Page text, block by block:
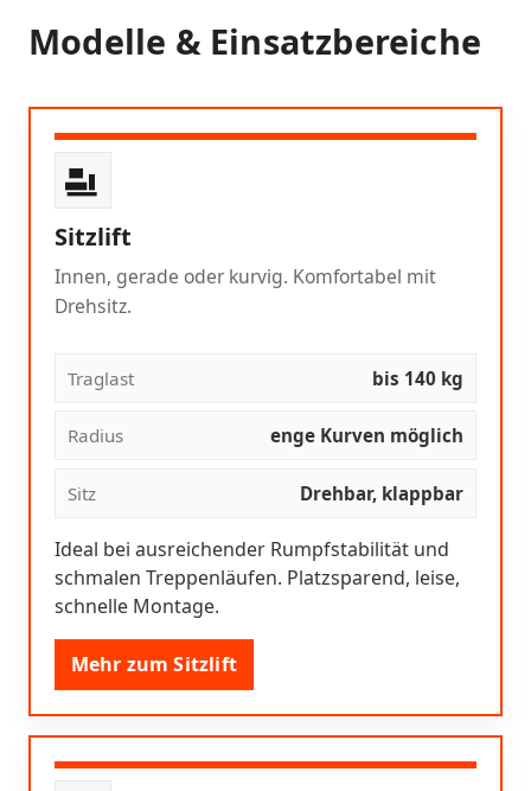
Modelle & Einsatzbereiche
Sitzlift
Innen, gerade oder kurvig. Komfortabel mit
Drehsitz.
Traglast bis 140 kg
Radius enge Kurven möglich
Sitz Drehbar, klappbar
Ideal bei ausreichender Rumpfstabilität und
schmalen Treppenläufen. Platzsparend, leise,
schnelle Montage.
Mehr zum Sitzlift